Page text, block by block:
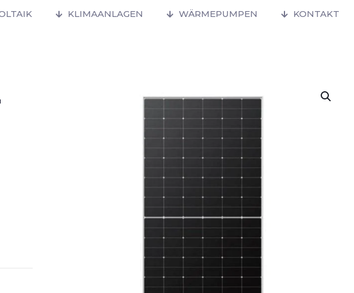
KLIMAANLAGEN WÄRMEPUMPEN KONTAKT